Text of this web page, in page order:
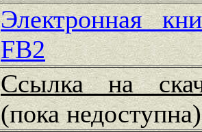
Электронная
FB2
Ссылка на
(пока